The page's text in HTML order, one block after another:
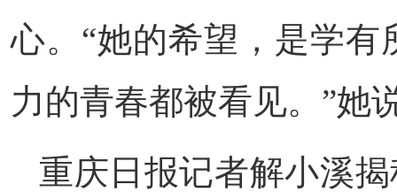
心。“她的希望，是学
力的青春都被看见。”她
重庆日报记者解小溪